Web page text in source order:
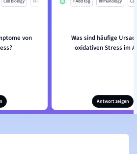
von
Was sind häufige
oxidativen Stress im
Antwort zeigen